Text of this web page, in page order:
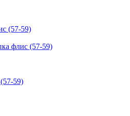
флис (57-59)
59)